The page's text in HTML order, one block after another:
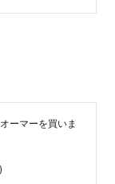
ーマーを買いま